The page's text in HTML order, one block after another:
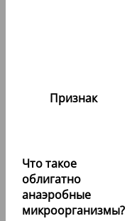
Признак
Что такое
облигатно
анаэробные
микроорганизмы?